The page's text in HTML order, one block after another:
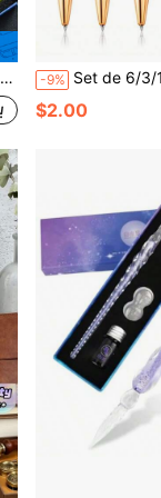
-9% Set de 6/3/1 piezas de bolígrafos con estampado de leopardo lindo 2026, con diseño de clic y
$2.00